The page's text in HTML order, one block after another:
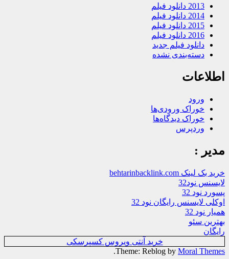
2013 دانلود فیلم
2014 دانلود فیلم
2015 دانلود فیلم
2016 دانلود فیلم
دانلود فیلم جدید
دسته‌بندی نشده
اطلاعات
ورود
خوراک ورودی‌ها
خوراک دیدگاه‌ها
وردپرس
مدیر :
خرید بک لینک behtarinbacklink.com
لایسنس نود32
پسورد نود 32
اوکلی لایسنس رایگان نود 32
همیار نود 32
بهترین سئو
رایگان
خرید آنتی ویروس کسپرسکی
Theme: Reblog by Moral Themes
.